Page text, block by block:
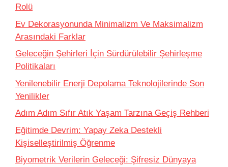
Rolü
Ev Dekorasyonunda Minimalizm Ve Maksimalizm
Arasındaki Farklar
Geleceğin Şehirleri İçin Sürdürülebilir Şehirleşme
Politikaları
Yenilenebilir Enerji Depolama Teknolojilerinde Son
Yenilikler
Adım Adım Sıfır Atık Yaşam Tarzına Geçiş Rehberi
Eğitimde Devrim: Yapay Zeka Destekli
Kişiselleştirilmiş Öğrenme
Biyometrik Verilerin Geleceği: Şifresiz Dünyaya